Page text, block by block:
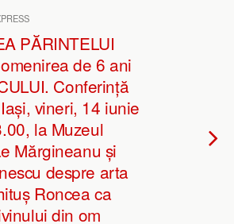
PĂRINTELUI
de 6 ani
Conferință
vineri, 14 iunie
la Muzeul
Mărgineanu și
despre arta
Roncea ca
din om